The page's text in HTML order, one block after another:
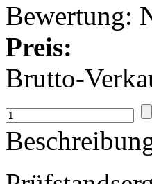
Bewertung:
Preis:
Brutto-